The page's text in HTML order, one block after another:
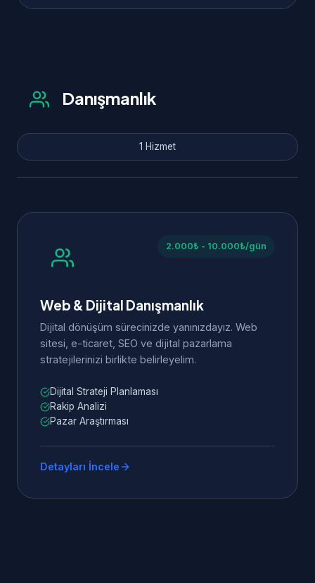
Danışmanlık
1 Hizmet
2.000₺ - 10.000₺/gün
Web & Dijital Danışmanlık
Dijital dönüşüm sürecinizde yanınızdayız. Web
sitesi, e-ticaret, SEO ve dijital pazarlama
stratejilerinizi birlikte belirleyelim.
Dijital Strateji Planlaması
Rakip Analizi
Pazar Araştırması
Detayları İncele